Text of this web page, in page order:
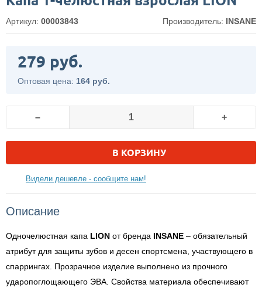
Артикул: 00003843 Производитель: INSANE
279 руб.
Оптовая цена: 164 руб.
– +
В КОРЗИНУ
Видели дешевле - сообщите нам!
Описание
Одночелюстная капа LION от бренда INSANE – обязательный
атрибут для защиты зубов и десен спортсмена, участвующего в
спаррингах. Прозрачное изделие выполнено из прочного
ударопоглощающего ЭВА. Свойства материала обеспечивают